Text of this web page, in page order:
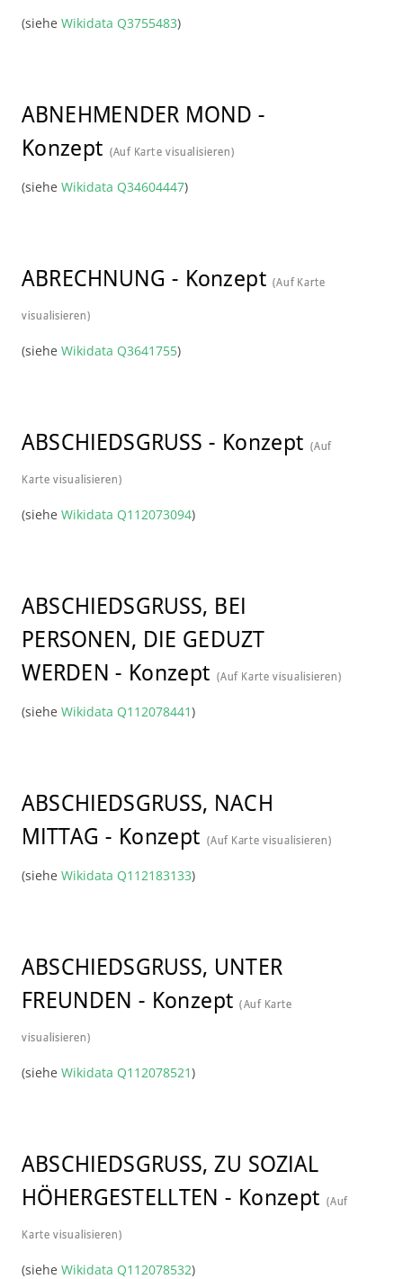
(siehe Wikidata Q3755483)
ABNEHMENDER MOND -
Konzept (Auf Karte visualisieren)
(siehe Wikidata Q34604447)
ABRECHNUNG - Konzept (Auf Karte
visualisieren)
(siehe Wikidata Q3641755)
ABSCHIEDSGRUSS - Konzept (Auf
Karte visualisieren)
(siehe Wikidata Q112073094)
ABSCHIEDSGRUSS, BEI
PERSONEN, DIE GEDUZT
WERDEN - Konzept (Auf Karte visualisieren)
(siehe Wikidata Q112078441)
ABSCHIEDSGRUSS, NACH
MITTAG - Konzept (Auf Karte visualisieren)
(siehe Wikidata Q112183133)
ABSCHIEDSGRUSS, UNTER
FREUNDEN - Konzept (Auf Karte
visualisieren)
(siehe Wikidata Q112078521)
ABSCHIEDSGRUSS, ZU SOZIAL
HÖHERGESTELLTEN - Konzept (Auf
Karte visualisieren)
(siehe Wikidata Q112078532)